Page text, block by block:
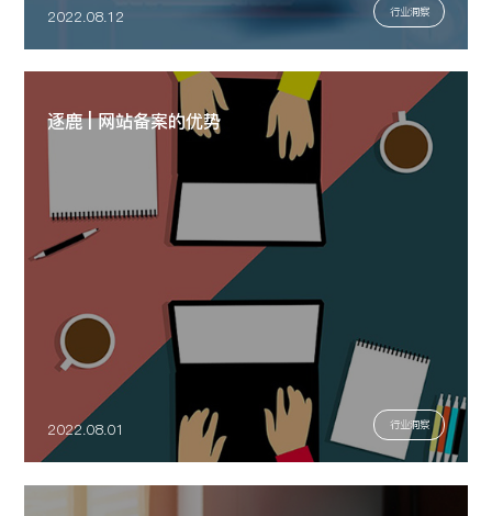
2022.08.12 行业洞察
逐鹿 | 网站备案的优势
2022.08.01 行业洞察